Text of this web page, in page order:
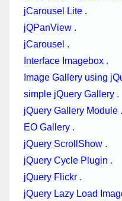
jCarousel Lite .
jQPanView .
jCarousel .
Interface Imagebox .
Image Gallery using
simple jQuery Gallery .
jQuery Gallery Module .
EO Gallery .
jQuery ScrollShow .
jQuery Cycle Plugin .
jQuery Flickr .
jQuery Lazy Load